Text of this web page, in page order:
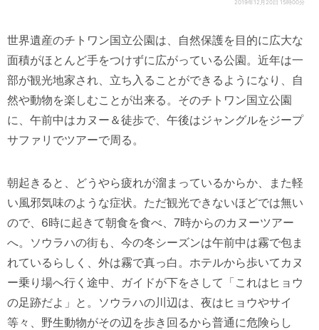
2019年12月20日 15時00分
世界遺産のチトワン国立公園は、自然保護を目的に広大な
面積がほとんど手をつけずに広がっている公園。近年は一
部が観光地家され、立ち入ることができるようになり、自
然や動物を楽しむことが出来る。そのチトワン国立公園
に、午前中はカヌー＆徒歩で、午後はジャングルをジープ
サファリでツアーで周る。
朝起きると、どうやら疲れが溜まっているからか、また軽
い風邪気味のような症状。ただ観光できないほどでは無い
ので、6時に起きて朝食を食べ、7時からのカヌーツアー
へ。ソウラハの街も、今の冬シーズンは午前中は霧で包ま
れているらしく、外は霧で真っ白。ホテルから歩いてカヌ
ー乗り場へ行く途中、ガイドが下をさして「これはヒョウ
の足跡だよ」と。ソウラハの川辺は、夜はヒョウやサイ
等々、野生動物がその辺を歩き回るから普通に危険らし